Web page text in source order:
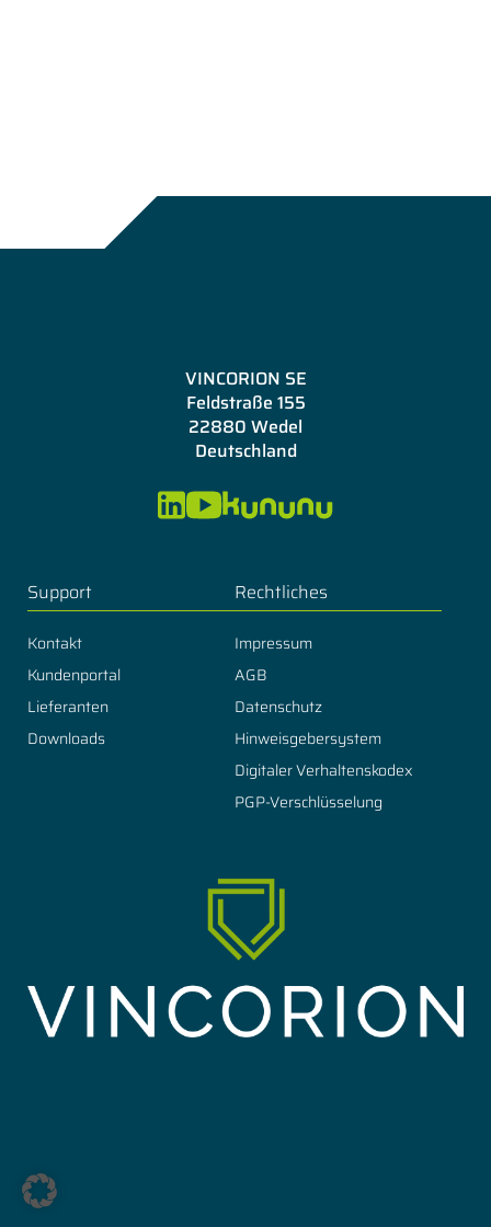
VINCORION SE
Feldstraße 155
22880 Wedel
Deutschland
Support
Kontakt
Kundenportal
Lieferanten
Downloads
Rechtliches
Impressum
AGB
Datenschutz
Hinweisgebersystem
Digitaler Verhaltenskodex
PGP-Verschlüsselung